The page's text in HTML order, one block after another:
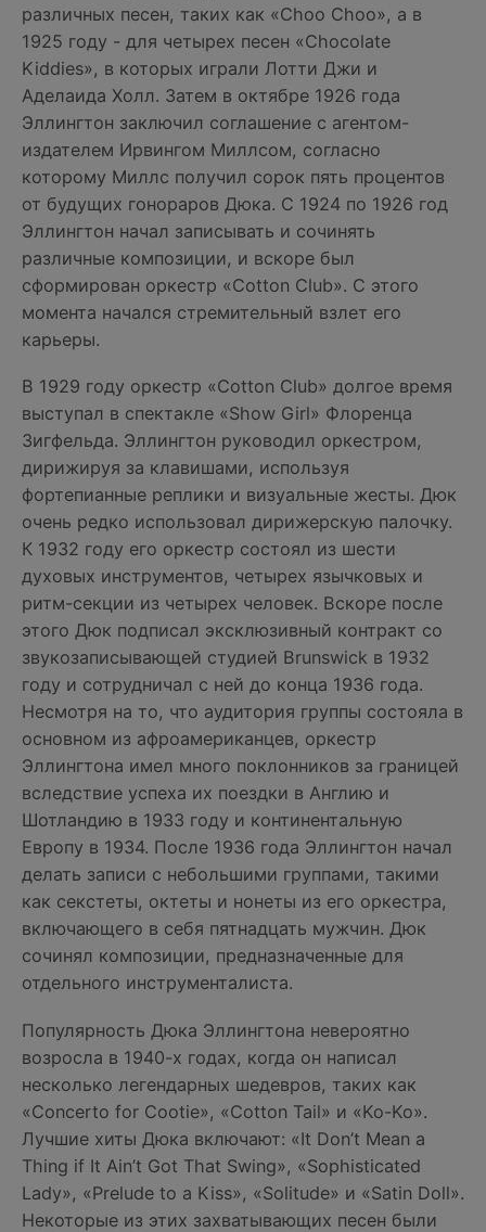
различных песен, таких как «Choo Choo», а в
1925 году - для четырех песен «Chocolate
Kiddies», в которых играли Лотти Джи и
Аделаида Холл. Затем в октябре 1926 года
Эллингтон заключил соглашение с агентом-
издателем Ирвингом Миллсом, согласно
которому Миллс получил сорок пять процентов
от будущих гонораров Дюка. С 1924 по 1926 год
Эллингтон начал записывать и сочинять
различные композиции, и вскоре был
сформирован оркестр «Cotton Club». С этого
момента начался стремительный взлет его
карьеры.
В 1929 году оркестр «Cotton Club» долгое время
выступал в спектакле «Show Girl» Флоренца
Зигфельда. Эллингтон руководил оркестром,
дирижируя за клавишами, используя
фортепианные реплики и визуальные жесты. Дюк
очень редко использовал дирижерскую палочку.
К 1932 году его оркестр состоял из шести
духовых инструментов, четырех язычковых и
ритм-секции из четырех человек. Вскоре после
этого Дюк подписал эксклюзивный контракт со
звукозаписывающей студией Brunswick в 1932
году и сотрудничал с ней до конца 1936 года.
Несмотря на то, что аудитория группы состояла в
основном из афроамериканцев, оркестр
Эллингтона имел много поклонников за границей
вследствие успеха их поездки в Англию и
Шотландию в 1933 году и континентальную
Европу в 1934. После 1936 года Эллингтон начал
делать записи с небольшими группами, такими
как секстеты, октеты и нонеты из его оркестра,
включающего в себя пятнадцать мужчин. Дюк
сочинял композиции, предназначенные для
отдельного инструменталиста.
Популярность Дюка Эллингтона невероятно
возросла в 1940-х годах, когда он написал
несколько легендарных шедевров, таких как
«Concerto for Cootie», «Cotton Tail» и «Ko-Ko».
Лучшие хиты Дюка включают: «It Don’t Mean a
Thing if It Ain’t Got That Swing», «Sophisticated
Lady», «Prelude to a Kiss», «Solitude» и «Satin Doll».
Некоторые из этих захватывающих песен были